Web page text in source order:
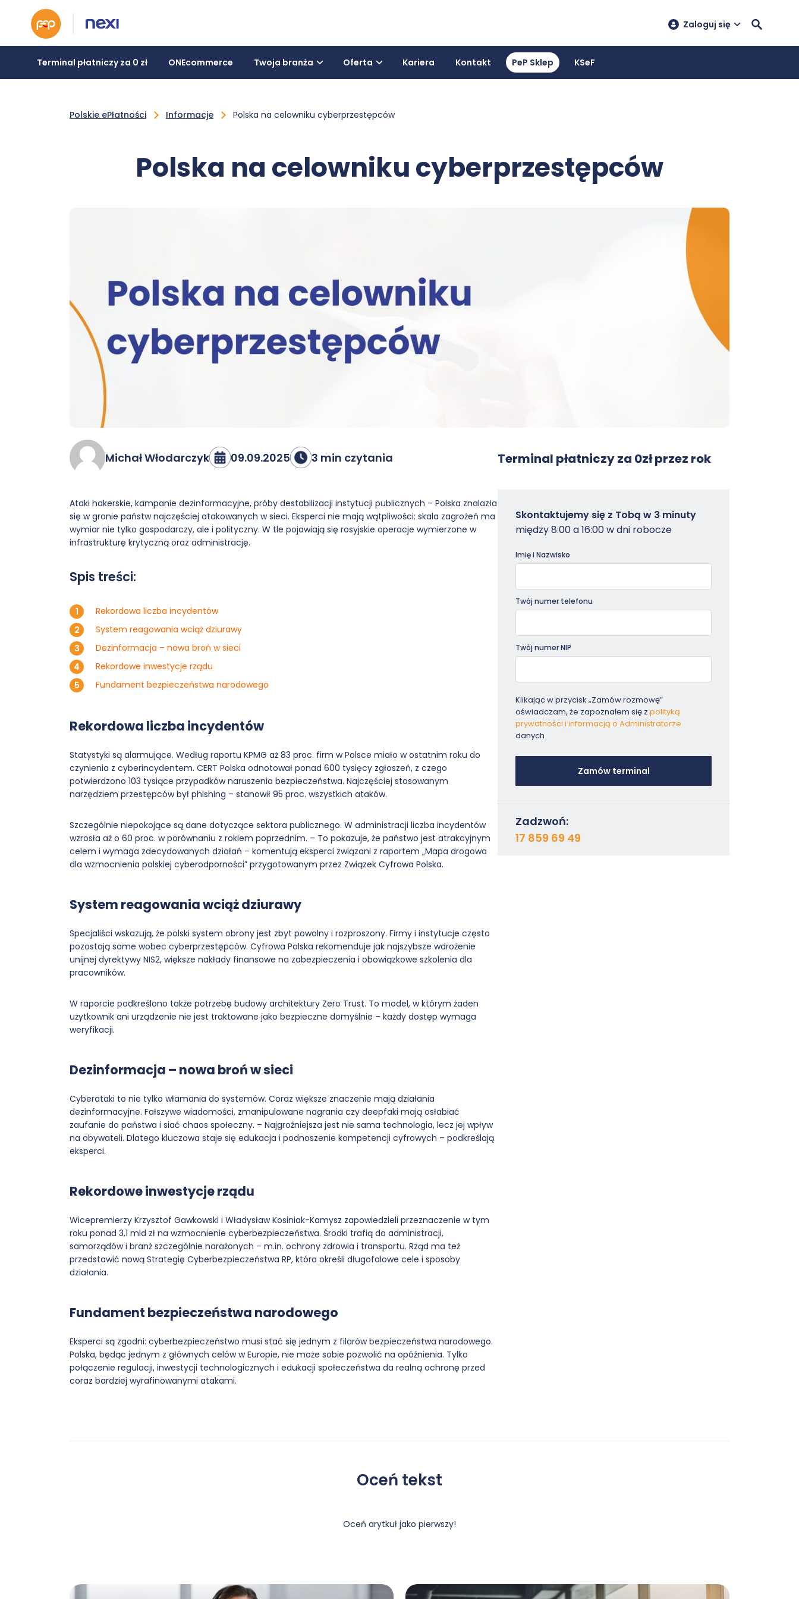
Zaloguj się
Terminal płatniczy za 0 zł ONEcommerce Twoja branża Oferta Kariera Kontakt PeP Sklep KSeF
Polskie ePłatności Informacje Polska na celowniku cyberprzestępców
Polska na celowniku cyberprzestępców
Michał Włodarczyk 09.09.2025 3 min czytania
Ataki hakerskie, kampanie dezinformacyjne, próby destabilizacji instytucji publicznych – Polska znalazła
się w gronie państw najczęściej atakowanych w sieci. Eksperci nie mają wątpliwości: skala zagrożeń ma
wymiar nie tylko gospodarczy, ale i polityczny. W tle pojawiają się rosyjskie operacje wymierzone w
infrastrukturę krytyczną oraz administrację.
Spis treści:
Rekordowa liczba incydentów
System reagowania wciąż dziurawy
Dezinformacja – nowa broń w sieci
Rekordowe inwestycje rządu
Fundament bezpieczeństwa narodowego
Rekordowa liczba incydentów
Statystyki są alarmujące. Według raportu KPMG aż 83 proc. firm w Polsce miało w ostatnim roku do
czynienia z cyberincydentem. CERT Polska odnotował ponad 600 tysięcy zgłoszeń, z czego
potwierdzono 103 tysiące przypadków naruszenia bezpieczeństwa. Najczęściej stosowanym
narzędziem przestępców był phishing – stanowił 95 proc. wszystkich ataków.
Szczególnie niepokojące są dane dotyczące sektora publicznego. W administracji liczba incydentów
wzrosła aż o 60 proc. w porównaniu z rokiem poprzednim. – To pokazuje, że państwo jest atrakcyjnym
celem i wymaga zdecydowanych działań – komentują eksperci związani z raportem „Mapa drogowa
dla wzmocnienia polskiej cyberodporności” przygotowanym przez Związek Cyfrowa Polska.
System reagowania wciąż dziurawy
Specjaliści wskazują, że polski system obrony jest zbyt powolny i rozproszony. Firmy i instytucje często
pozostają same wobec cyberprzestępców. Cyfrowa Polska rekomenduje jak najszybsze wdrożenie
unijnej dyrektywy NIS2, większe nakłady finansowe na zabezpieczenia i obowiązkowe szkolenia dla
pracowników.
W raporcie podkreślono także potrzebę budowy architektury Zero Trust. To model, w którym żaden
użytkownik ani urządzenie nie jest traktowane jako bezpieczne domyślnie – każdy dostęp wymaga
weryfikacji.
Dezinformacja – nowa broń w sieci
Cyberataki to nie tylko włamania do systemów. Coraz większe znaczenie mają działania
dezinformacyjne. Fałszywe wiadomości, zmanipulowane nagrania czy deepfaki mają osłabiać
zaufanie do państwa i siać chaos społeczny. – Najgroźniejsza jest nie sama technologia, lecz jej wpływ
na obywateli. Dlatego kluczowa staje się edukacja i podnoszenie kompetencji cyfrowych – podkreślają
eksperci.
Rekordowe inwestycje rządu
Wicepremierzy Krzysztof Gawkowski i Władysław Kosiniak-Kamysz zapowiedzieli przeznaczenie w tym
roku ponad 3,1 mld zł na wzmocnienie cyberbezpieczeństwa. Środki trafią do administracji,
samorządów i branż szczególnie narażonych – m.in. ochrony zdrowia i transportu. Rząd ma też
przedstawić nową Strategię Cyberbezpieczeństwa RP, która określi długofalowe cele i sposoby
działania.
Fundament bezpieczeństwa narodowego
Eksperci są zgodni: cyberbezpieczeństwo musi stać się jednym z filarów bezpieczeństwa narodowego.
Polska, będąc jednym z głównych celów w Europie, nie może sobie pozwolić na opóźnienia. Tylko
połączenie regulacji, inwestycji technologicznych i edukacji społeczeństwa da realną ochronę przed
coraz bardziej wyrafinowanymi atakami.
Terminal płatniczy za 0zł przez rok
Zamowterminal
-
Skontaktujemy się z Tobą w 3 minuty
między 8:00 a 16:00 w dni robocze
Imię i Nazwisko
Twój numer telefonu
Twój numer NIP
Klikając w przycisk „Zamów rozmowę”
oświadczam, że zapoznałem się z polityką
prywatności i informacją o Administratorze
danych
Zamów terminal
Zadzwoń:
17 859 69 49
Oceń tekst
Oceń arytkuł jako pierwszy!